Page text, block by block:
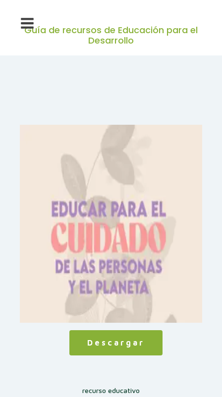
Guía de recursos de Educación para el
Desarrollo
Descargar
recurso educativo